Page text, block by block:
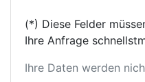
(*) Diese Felder
Ihre Anfrage
Ihre Daten werden